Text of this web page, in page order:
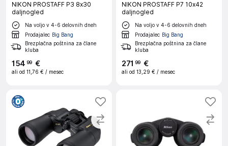
NIKON PROSTAFF P3 8x30
daljnogled
Na voljo v 4-6 delovnih dneh
Prodajalec Big Bang
Brezplačna poštnina za člane
kluba
154 99 €
ali od 11,76 € / mesec
NIKON PROSTAFF P7 10x42
daljnogled
Na voljo v 4-6 delovnih dneh
Prodajalec Big Bang
Brezplačna poštnina za člane
kluba
271 99 €
ali od 13,29 € / mesec